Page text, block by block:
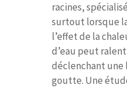
racines,
surtout lorsque
l’effet de la
d’eau peut
déclenchant une
goutte. Une